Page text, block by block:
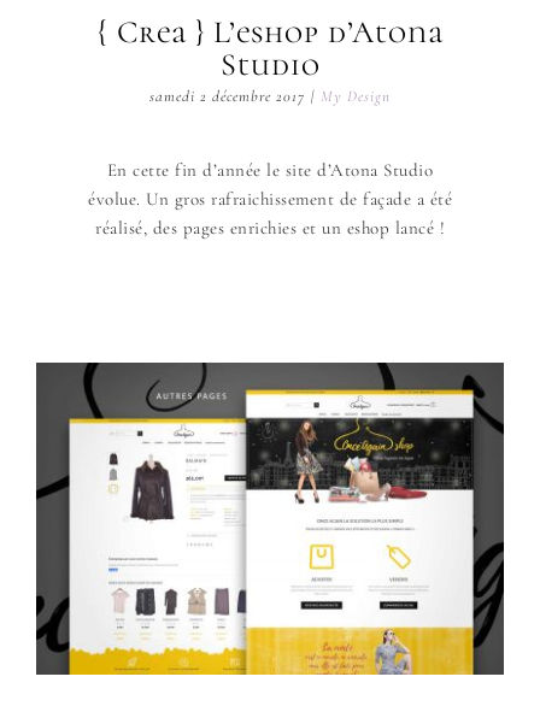
{ Crea } L’eshop d’Atona
Studio
samedi 2 décembre 2017 | My Design
En cette fin d’année le site d’Atona Studio
évolue. Un gros rafraichissement de façade a été
réalisé, des pages enrichies et un eshop lancé !